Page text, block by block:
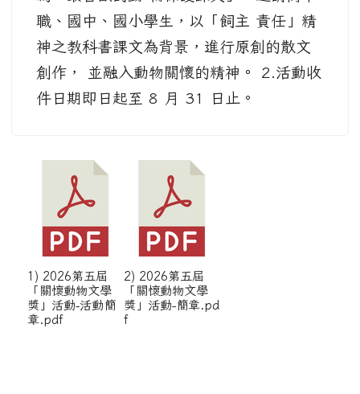
職、國中、國小學生，以「飼主 責任」精
神之教科書課文為背景，進行原創的散文
創作， 並融入動物關懷的精神。 2.活動收
件日期即日起至 8 月 31 日止。
1) 2026第五屆
「關懷動物文學
獎」活動-活動簡
章.pdf
2) 2026第五屆
「關懷動物文學
獎」活動-簡章.pd
f